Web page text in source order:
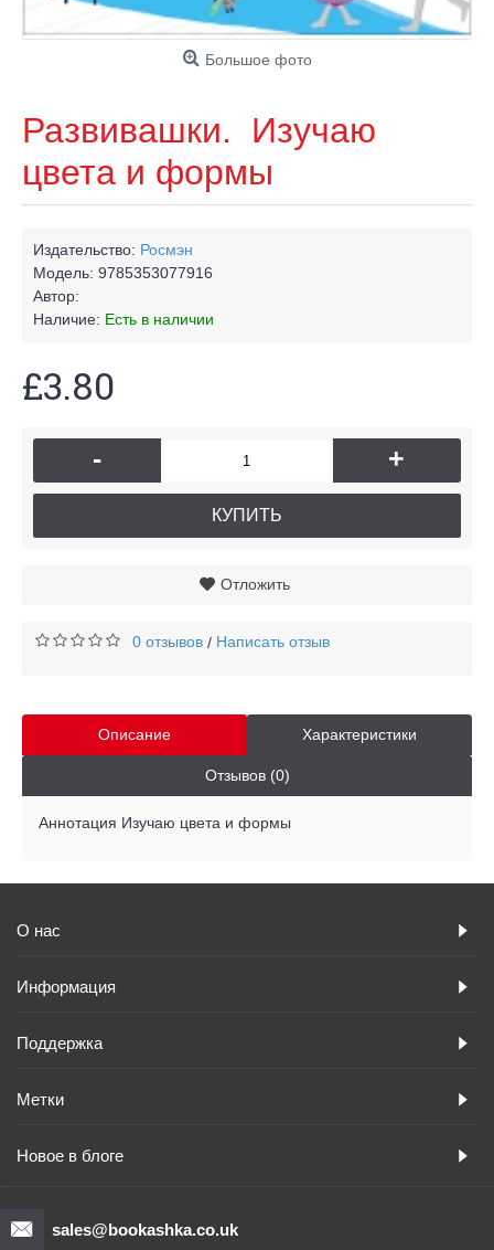
Большое фото
Развивашки. Изучаю
цвета и формы
Издательство: Росмэн
Модель: 9785353077916
Автор:
Наличие: Есть в наличии
£3.80
- +
КУПИТЬ
Отложить
0 отзывов / Написать отзыв
Описание Характеристики
Отзывов (0)
Аннотация Изучаю цвета и формы
О нас
Информация
Поддержка
Метки
Новое в блоге
sales@bookashka.co.uk